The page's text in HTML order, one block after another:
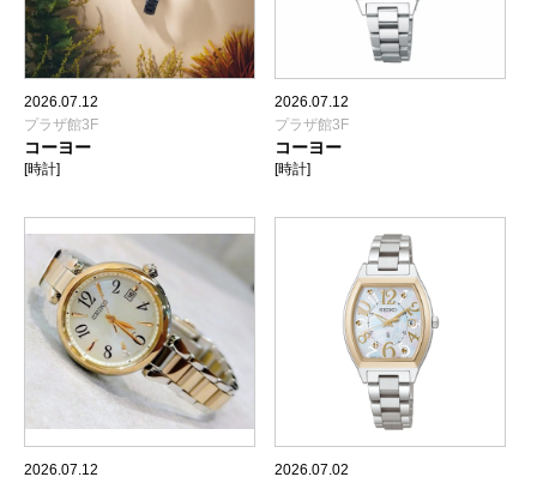
2026.07.12
プラザ館3F
コーヨー
[時計]
2026.07.12
プラザ館3F
コーヨー
[時計]
2026.07.12
2026.07.02